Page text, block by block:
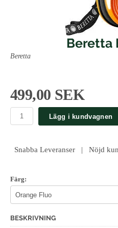
Beretta
Beretta
499,00 SEK
Lägg i kundvagnen
Snabba Leveranser | Nöjd
Färg:
BESKRIVNING